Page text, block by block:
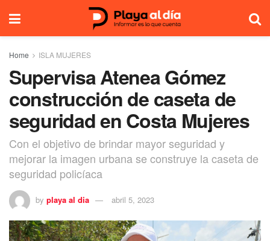
Home ISLA MUJERES
Supervisa Atenea Gómez
construcción de caseta de
seguridad en Costa Mujeres
Con el objetivo de brindar mayor seguridad y
mejorar la imagen urbana se construye la caseta de
seguridad policíaca
by playa al dia abril 5, 2023